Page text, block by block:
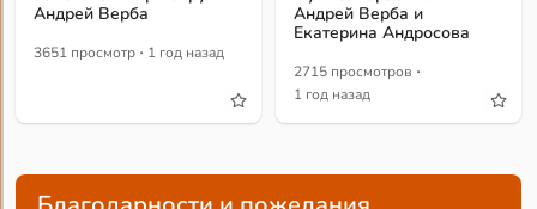
Андрей Верба
3651 просмотр · 1 год назад
Андрей Верба и
Екатерина Андросова
2715 просмотров ·
1 год назад